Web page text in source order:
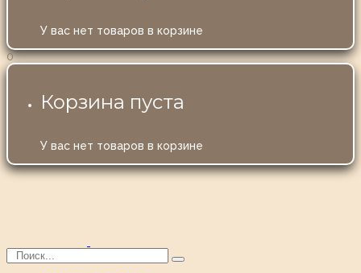
У вас нет товаров в корзине
0
Корзина пуста
У вас нет товаров в корзине